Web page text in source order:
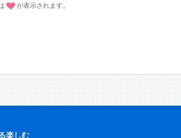
が表示されます。
楽しむ